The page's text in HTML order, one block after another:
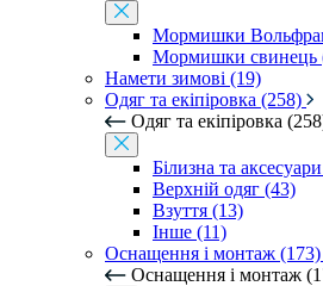
Мормишки
Мормишки свинець
Намети зимові (19)
Одяг та екіпіровка (258)
Одяг та екіпіровка
Білизна та
Верхній одяг (43)
Взуття (13)
Інше (11)
Оснащення і монтаж (173)
Оснащення і монтаж